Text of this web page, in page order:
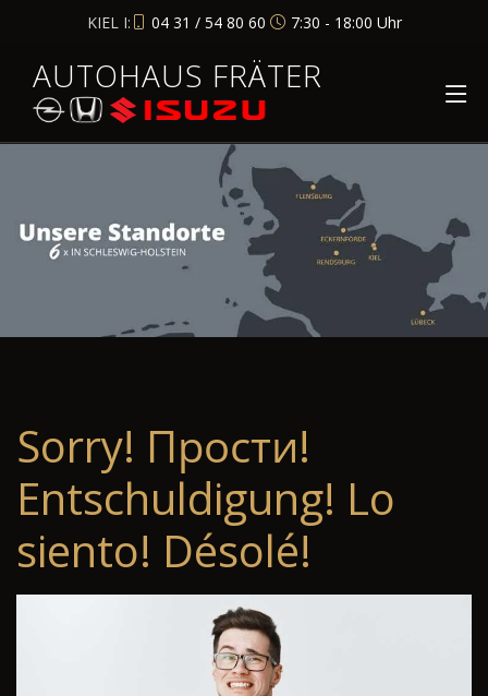
KIEL I: 04 31 / 54 80 60 7:30 - 18:00 Uhr
AUTOHAUS FRÄTER
Sorry! Прости!
Entschuldigung! Lo
siento! Désolé!